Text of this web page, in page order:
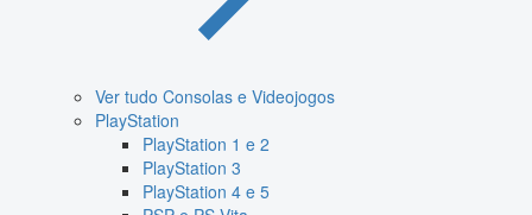
Ver tudo Consolas e Videojogos
PlayStation
PlayStation 1 e 2
PlayStation 3
PlayStation 4 e 5